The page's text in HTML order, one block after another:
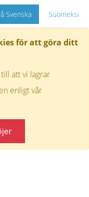
för att göra ditt
att vi lagrar
enligt vår
Svenska Suomeksi